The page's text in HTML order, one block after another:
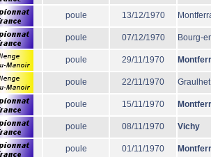
poule 13/12/1970
poule 07/12/1970 Bourg-
poule 29/11/1970
poule 22/11/1970 Graulhet
poule 15/11/1970
poule 08/11/1970 Vichy
poule 01/11/1970